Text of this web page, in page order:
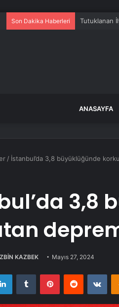
Son Dakika Haberleri Tutuklanan
ANASAYFA
/ İstanbul’da 3,8 büyüklüğünde
3,8
KAZBEK Mayıs 27, 2024
LinkedInTumblr PinterestReddit